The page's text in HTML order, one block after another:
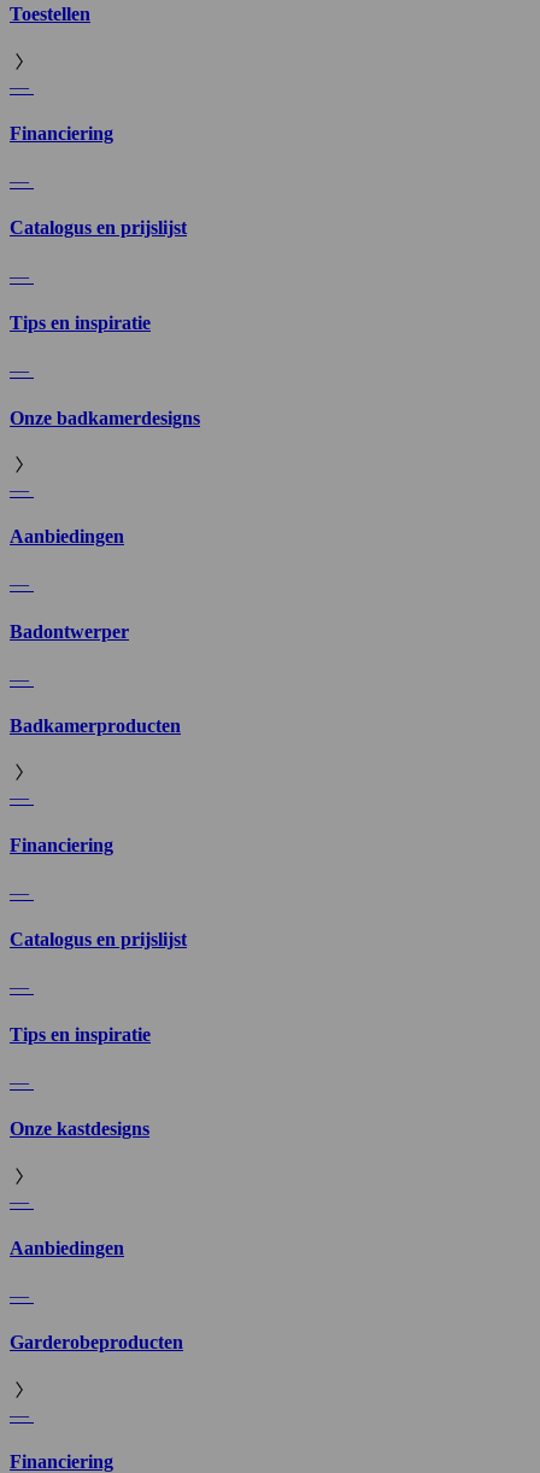
Toestellen
—
Financiering
—
Catalogus en prijslijst
—
Tips en inspiratie
—
Onze badkamerdesigns
—
Aanbiedingen
—
Badontwerper
—
Badkamerproducten
—
Financiering
—
Catalogus en prijslijst
—
Tips en inspiratie
—
Onze kastdesigns
—
Aanbiedingen
—
Garderobeproducten
—
Financiering